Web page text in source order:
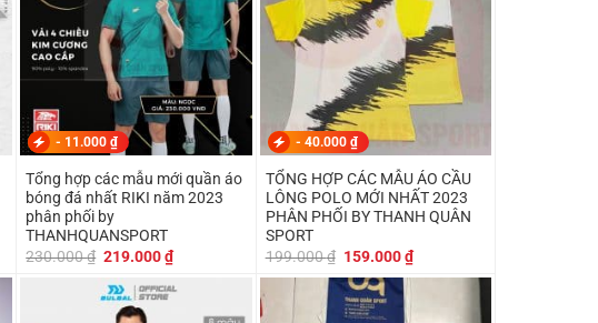
- 11.000₫
Tổng hợp các mẫu mới quần áo
bóng đá nhất RIKI năm 2023
phân phối by
THANHQUANSPORT
230.000₫ Giá
là:
230.000 ₫.
219.000₫Giá
hiện
tại
219.000 ₫.
- 40.000 ₫
TỔNG HỢP CÁC MẪU ÁO CẦU
LÔNG POLO MỚI NHẤT 2023
PHÂN PHỐI BY THANH QUÂN
SPORT
199.000₫ Giá
là:
199.000 ₫.
159.000₫Giá
hiện
159.000 ₫.